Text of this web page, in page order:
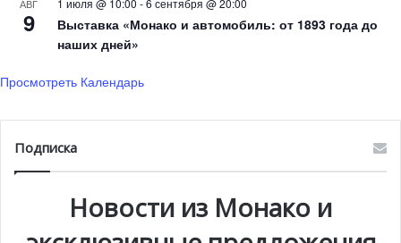
обслуживания до и после служб.
прихожанам не будут предоставляться церковные
молитвенники, могут быть предложены только их
копии для одноразового использования;
АВГ
9
1 июля @ 10:00 -6 сентября @ 20:00
Выставка «Монако и автомобиль: от 1893 года до
наших дней»
Просмотреть Календарь
Подписка
Новости из Монако и